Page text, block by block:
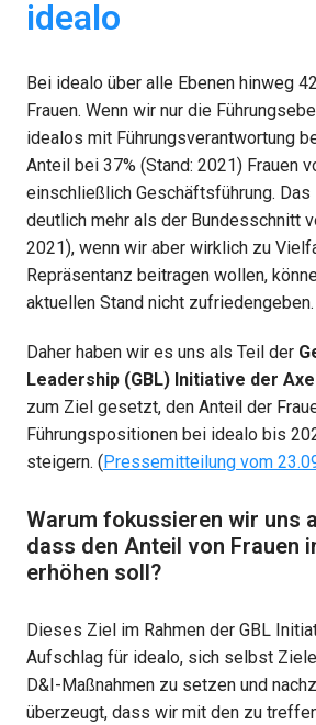
idealo
Bei idealo über alle Ebenen hinweg
Frauen. Wenn wir nur die
idealos mit Führungsverantwortung
Anteil bei 37% (Stand: 2021) Frauen
einschließlich Geschäftsführung.
deutlich mehr als der Bundesschnitt
2021), wenn wir aber wirklich zu
Repräsentanz beitragen wollen,
aktuellen Stand nicht zufriedengeben.
Daher haben wir es uns als Teil der
Leadership (GBL) Initiative der
zum Ziel gesetzt, den Anteil der
Führungspositionen bei idealo bis
steigern. ( Pressemitteilung vom
Warum fokussieren wir uns
dass den Anteil von Frauen
erhöhen soll?
Dieses Ziel im Rahmen der GBL
Aufschlag für idealo, sich selbst
D&I-Maßnahmen zu setzen und
überzeugt, dass wir mit den zu